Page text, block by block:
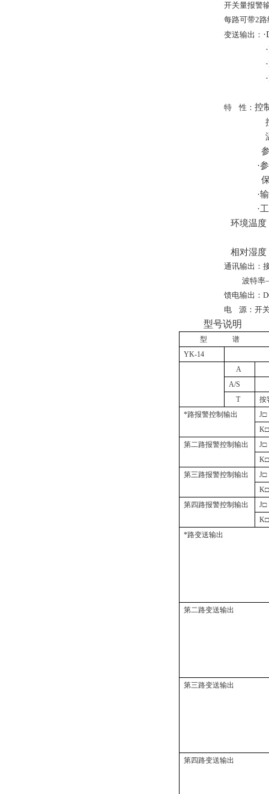
开关量报警
每路可带2
变送输出：
特
性： 控
·
·
·
环境温度
相对湿度
通讯输出：
波特
馈电输出：
电
源：开
型号说明
型
谱
YK-14
A
A/S
T
按
*路报警控制输出
J□
K□
第二路报警控制输出
J□
K□
第三路报警控制输出
J□
K□
第四路报警控制输出
J□
K□
*路变送输出
第二路变送输出
第三路变送输出
第四路变送输出